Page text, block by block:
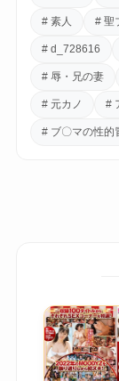
# 素人 # 聖
# d_728616
# 辱・兄の妻
# 元カノ #
# ブ〇マの性的